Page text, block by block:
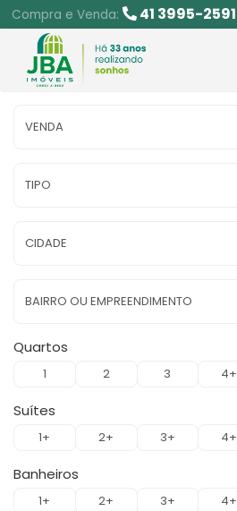
Compra e Venda: 41 3995-2591
VENDA
TIPO
CIDADE
BAIRRO OU EMPREENDIMENTO
Quartos
1 2 3 4+
Suítes
1+ 2+ 3+ 4+
Banheiros
1+ 2+ 3+ 4+